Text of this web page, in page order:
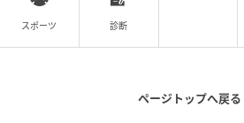
スポーツ 診断
ページトップへ戻る